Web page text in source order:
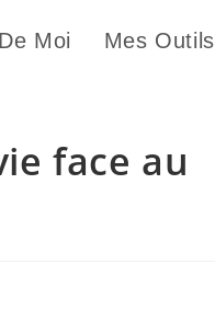
Moi Mes Outils
face au